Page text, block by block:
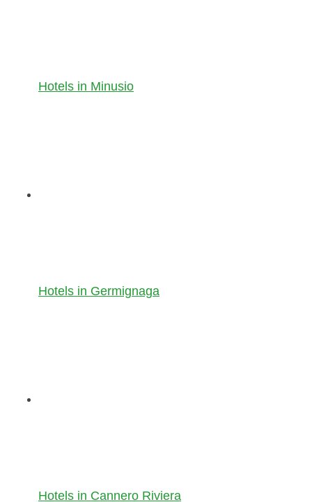
Hotels in Minusio
Hotels in Germignaga
Hotels in Cannero Riviera